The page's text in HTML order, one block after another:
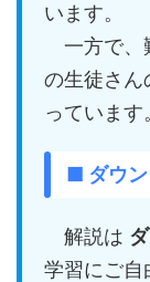
います。
一方で、
の生徒さん
っています
■ ダウン
解説は
学習にご自